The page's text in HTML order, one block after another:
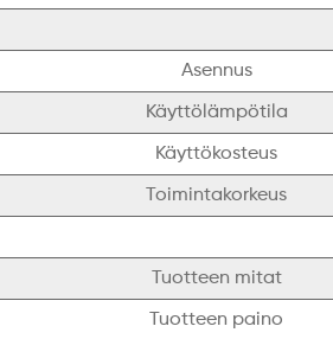
Asennus
Käyttölämpötila
Käyttökosteus
Toimintakorkeus
Tuotteen mitat
Tuotteen paino